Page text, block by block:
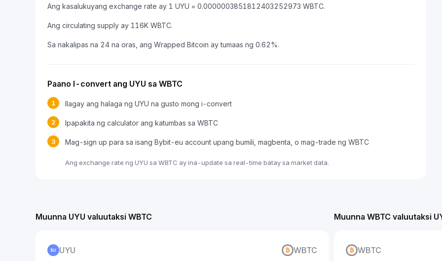
Ang kasalukuyang exchange rate ay 1 UYU = 0.0000003851812403252973 WBTC.
Ang circulating supply ay 116K WBTC.
Sa nakalipas na 24 na oras, ang Wrapped Bitcoin ay tumaas ng 0.62%.
Paano I-convert ang UYU sa WBTC
1 Ilagay ang halaga ng UYU na gusto mong i-convert
2 Ipapakita ng calculator ang katumbas sa WBTC
3 Mag-sign up para sa isang Bybit-eu account upang bumili, magbenta, o mag-trade ng WBTC
Ang exchange rate ng UYU sa WBTC ay ina-update sa real-time batay sa market data.
Muunna WBTC valuutaksi
WBTC
Muunna UYU valuutaksi WBTC
UYU WBTC